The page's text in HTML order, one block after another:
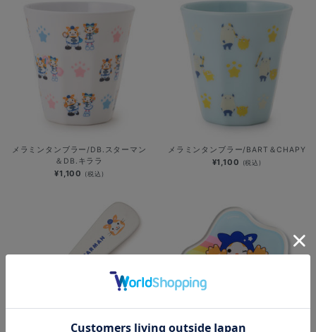
メラミンタンブラー/DB.スターマン
＆DB.キララ
¥1,100 (税込)
メラミンタンブラー/BART＆CHAPY
¥1,100 (税込)